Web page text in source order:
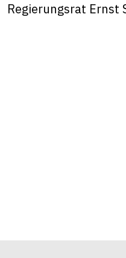
Regierungsrat Ernst